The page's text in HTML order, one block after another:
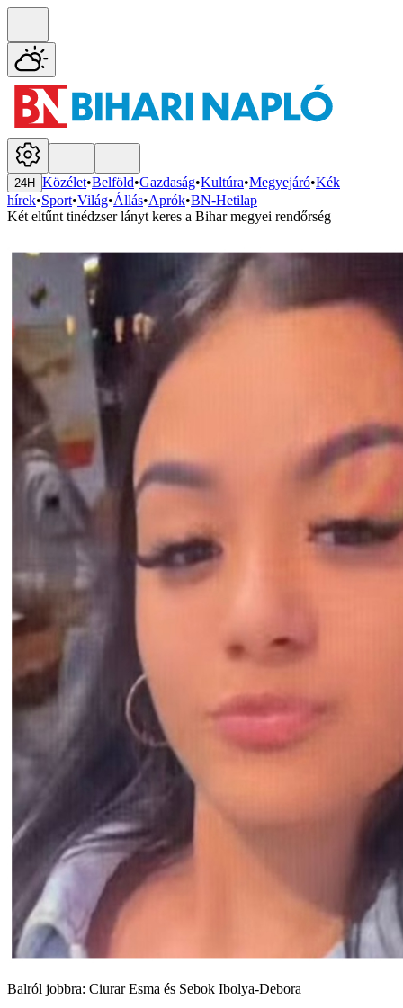
24H Közélet•Belföld•Gazdaság•Kultúra•Megyejáró•Kék
hírek•Sport•Világ•Állás•Aprók•BN-Hetilap
Két eltűnt tinédzser lányt keres a Bihar megyei rendőrség
Balról jobbra: Ciurar Esma és Sebok Ibolya-Debora